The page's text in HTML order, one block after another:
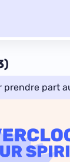
prendre part